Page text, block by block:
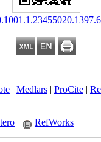
|Medlars |ProCite |
RefWorks